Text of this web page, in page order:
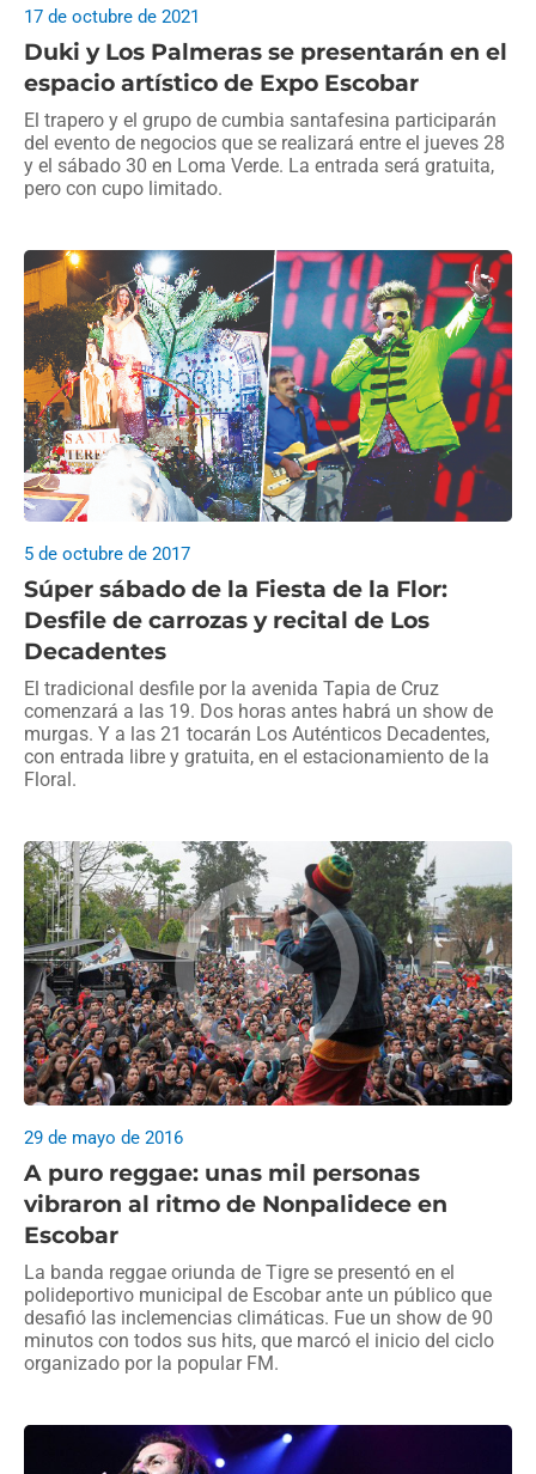
Duki y Los Palmeras se presentarán en el
espacio artístico de Expo Escobar
17 de octubre de 2021
El trapero y el grupo de cumbia santafesina participarán
del evento de negocios que se realizará entre el jueves 28
y el sábado 30 en Loma Verde. La entrada será gratuita,
pero con cupo limitado.
Súper sábado de la Fiesta de la Flor:
Desfile de carrozas y recital de Los
Decadentes
5 de octubre de 2017
El tradicional desfile por la avenida Tapia de Cruz
comenzará a las 19. Dos horas antes habrá un show de
murgas. Y a las 21 tocarán Los Auténticos Decadentes,
con entrada libre y gratuita, en el estacionamiento de la
Floral.
A puro reggae: unas mil personas
vibraron al ritmo de Nonpalidece en
Escobar
29 de mayo de 2016
La banda reggae oriunda de Tigre se presentó en el
polideportivo municipal de Escobar ante un público que
desafió las inclemencias climáticas. Fue un show de 90
minutos con todos sus hits, que marcó el inicio del ciclo
organizado por la popular FM.